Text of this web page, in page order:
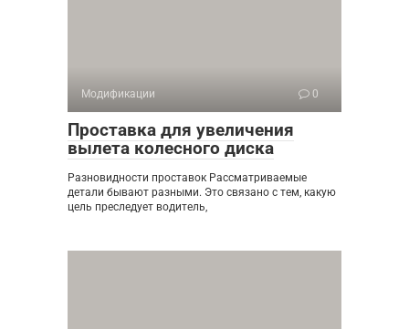
Модификации 0
Проставка для увеличения
вылета колесного диска
Разновидности проставок Рассматриваемые
детали бывают разными. Это связано с тем, какую
цель преследует водитель,